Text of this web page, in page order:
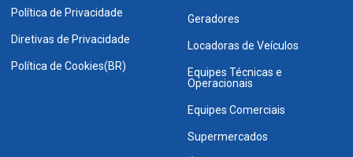
Política de Privacidade
Diretivas de Privacidade
Política de Cookies(BR)
Geradores
Locadoras de Veículos
Equipes Técnicas e
Operacionais
Equipes Comerciais
Supermercados